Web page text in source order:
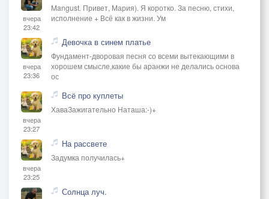
вчера
23:42
Mangust. Привет, Мария). Я коротко. За песню, стихи,
исполнение + Всё как в жизни. Ум
вчера
23:36
Девочка в синем платье
Фундамент-дворовая песня со всеми вытекающими в
хорошем смысле,какие бы аранжи не делались основа
ос
вчера
23:27
Всё про куплеты
ХаваЗажигательно Наташа:-)+
вчера
23:25
На рассвете
Задумка получилась+
Солнца луч.